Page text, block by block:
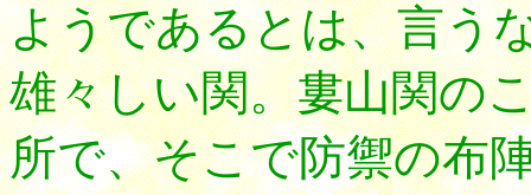
ようであるとは、言う
雄々しい関。婁山関の
所で、そこで防禦の布